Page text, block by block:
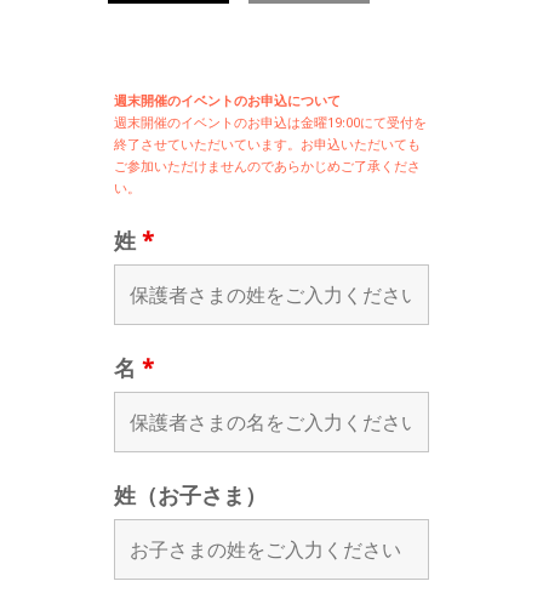
週末開催のイベントのお申込について
週末開催のイベントのお申込は金曜19:00にて受付を
終了させていただいています。お申込いただいても
ご参加いただけませんのであらかじめご了承くださ
い。
姓 *
名 *
姓（お子さま）